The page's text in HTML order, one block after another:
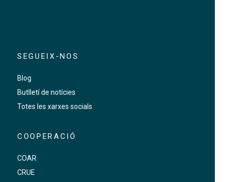
SEGUEIX-NOS
Blog
Butlletí de notícies
Totes les xarxes socials
COOPERACIÓ
COAR
CRUE